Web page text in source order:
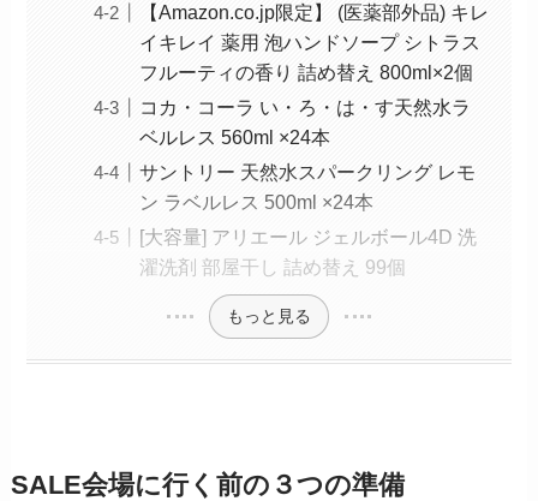
【Amazon.co.jp限定】 (医薬部外品) キレ
イキレイ 薬用 泡ハンドソープ シトラス
フルーティの香り 詰め替え 800ml×2個
コカ・コーラ い・ろ・は・す天然水ラ
ベルレス 560ml ×24本
サントリー 天然水スパークリング レモ
ン ラベルレス 500ml ×24本
[大容量] アリエール ジェルボール4D 洗
濯洗剤 部屋干し 詰め替え 99個
もっと見る
SALE会場に行く前の３つの準備